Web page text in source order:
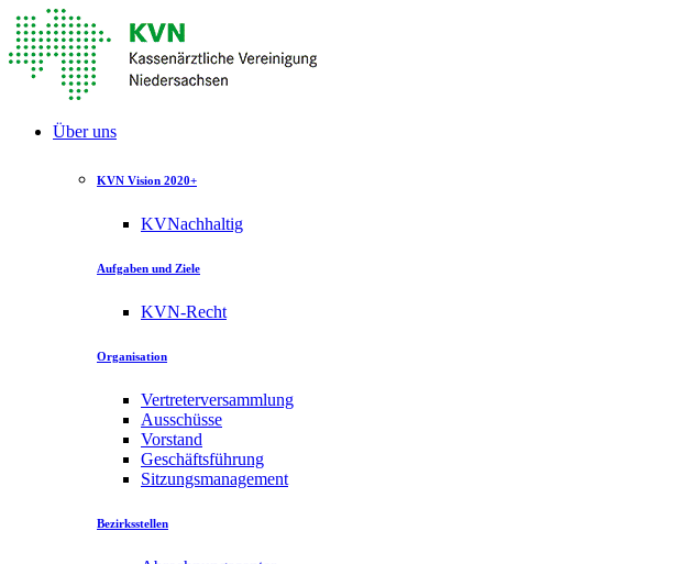
Über uns
KVN Vision 2020+
KVNachhaltig
Aufgaben und Ziele
KVN-Recht
Organisation
Vertreterversammlung
Ausschüsse
Vorstand
Geschäftsführung
Sitzungsmanagement
Bezirksstellen